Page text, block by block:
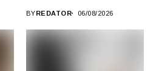
BYREDATOR 06/08/2026